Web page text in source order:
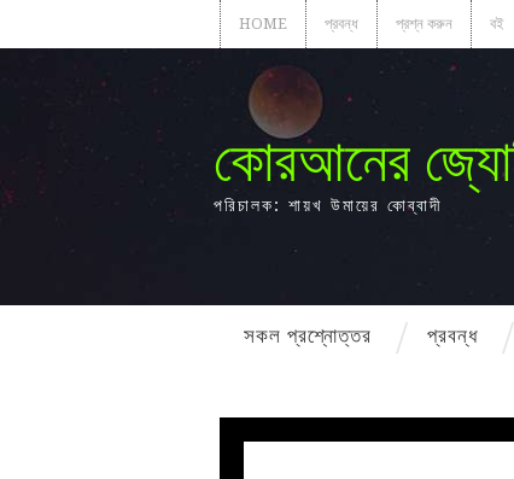
HOME প্রবন্ধ প্রশ্ন করুন বই
কোরআনের
পরিচালক: শায়খ উমায়ের কোব্বাদী
সকল প্রশ্নোত্তর প্রবন্ধ